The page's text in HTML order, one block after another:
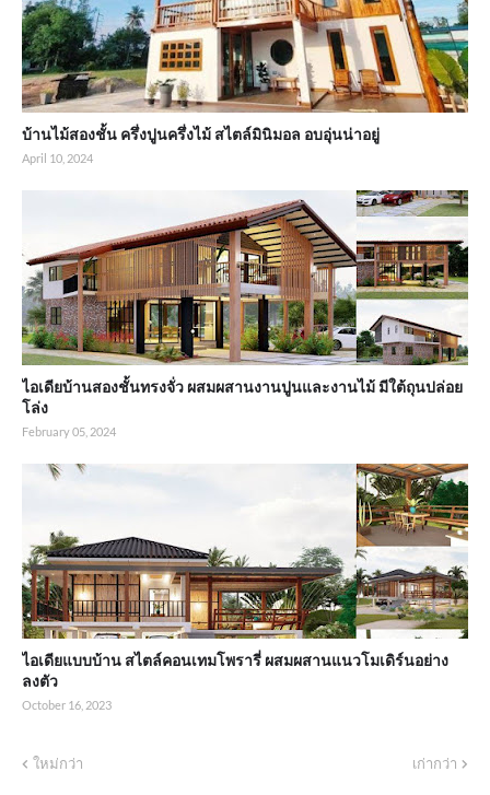
บ้านไม้สองชั้น ครึ่งปูนครึ่งไม้ สไตล์มินิมอล อบอุ่นน่าอยู่
April 10, 2024
ไอเดียบ้านสองชั้นทรงจั่ว ผสมผสานงานปูนและงานไม้ มีใต้ถุนปล่อย
โล่ง
February 05, 2024
ไอเดียแบบบ้าน สไตล์คอนเทมโพรารี่ ผสมผสานแนวโมเดิร์นอย่าง
ลงตัว
October 16, 2023
ใหม่กว่า เก่ากว่า